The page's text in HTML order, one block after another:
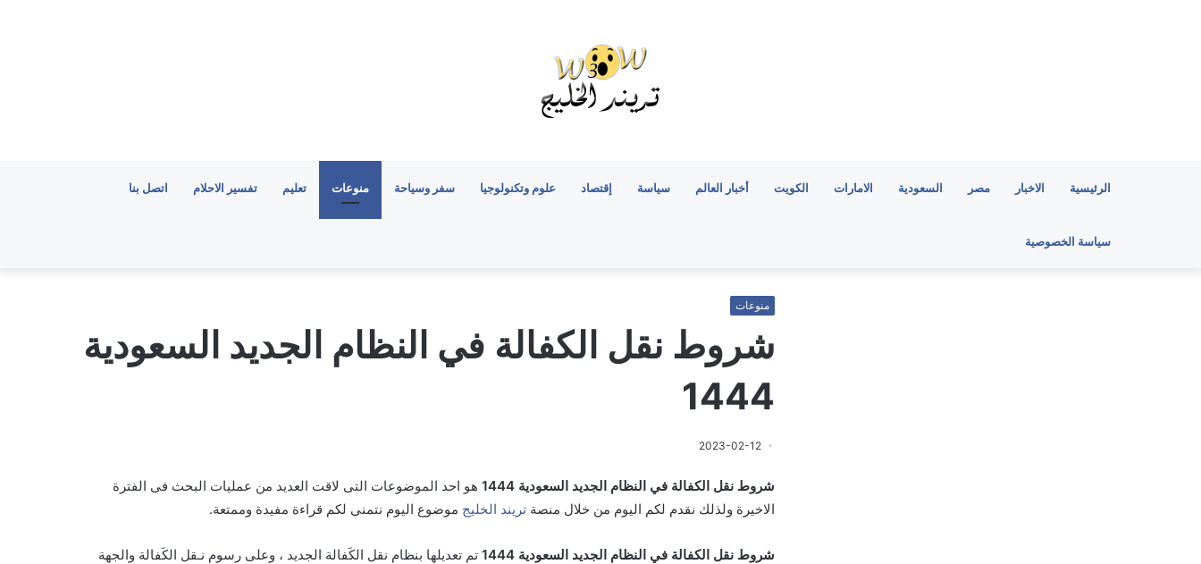
الرئيسية الاخبار مصر السعودية الامارات الكويت أخبار العالم سياسة إقتصاد علوم وتكنولوجيا سفر وسياحة منوعات تعليم تفسير الاحلام اتصل بنا
سياسة الخصوصية
منوعات
شروط نقل الكفالة في النظام الجديد السعودية
1444
2023-02-12
شروط نقل الكفالة في النظام الجديد السعودية 1444
هو احد الموضوعات التى لاقت العديد من عمليات البحث فى الفترة
الاخيرة ولذلك نقدم لكم اليوم من خلال منصة تريند الخليج موضوع اليوم نتمنى لكم قراءة مفيدة وممتعة.
شروط نقل الكفالة في النظام الجديد السعودية 1444
تم تعديلها بنظام نقل الكَفالة الجديد ، وعلى رسوم نـقل الكَفالة والجهة